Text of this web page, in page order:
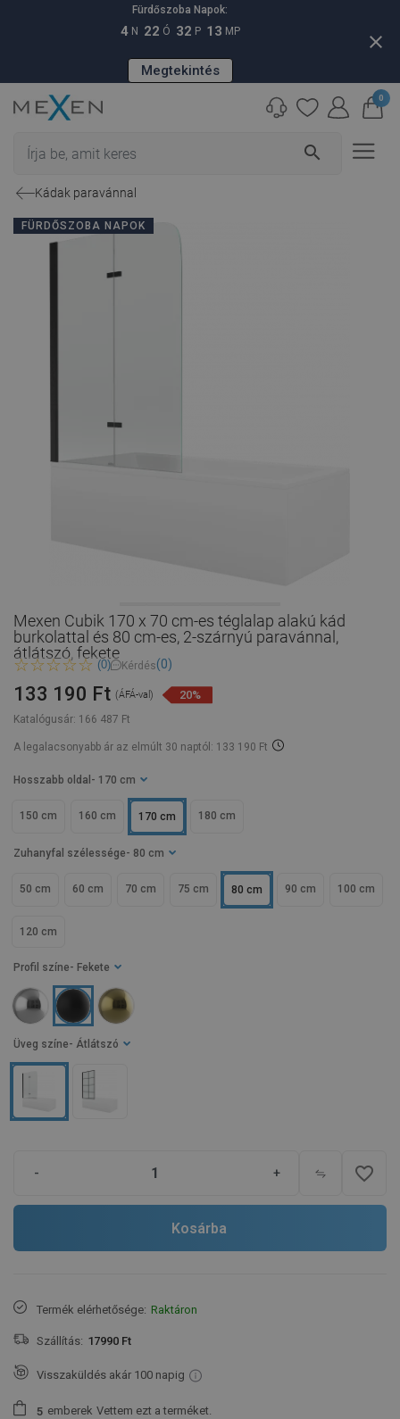
Fürdőszoba Napok:
4 N 22 Ó 32 P 12 MP
Megtekintés
close
search
0
Kádak paravánnal
FÜRDŐSZOBA NAPOK
Mexen Cubik 170 x 70 cm-es téglalap alakú kád
burkolattal és 80 cm-es, 2-szárnyú paravánnal,
átlátszó, fekete
(0) Kérdés(0)
Katalógusár: 166 487 Ft
133 190 Ft (ÁFÁ-val) 20%
A legalacsonyabb ár az elmúlt 30 naptól: 133 190 Ft
Hosszabb oldal - 170 cm
150 cm 160 cm 170 cm 180 cm
Üveg színe - Átlátszó
Profil színe - Fekete
Zuhanyfal szélessége - 80 cm
50 cm 60 cm 70 cm 75 cm 80 cm 90 cm 100 cm
120 cm
- + favorite_border
Kosárba
Termék elérhetősége: Raktáron
Szállítás: 17990 Ft
Visszaküldés akár 100 napig
5 emberek Vettem ezt a terméket.